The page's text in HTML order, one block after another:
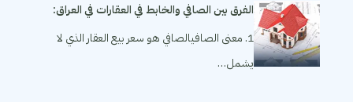
الفرق بين الصافي والخابط في العقارات في العراق:
1. معنى الصافيالصافي هو سعر بيع العقار الذي لا
يشمل…